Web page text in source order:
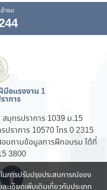
าชม
อแรงงาน 1
าการ
มุทรปราการ 1039 ม.15
ปราการ 10570 โทร 0 2315
บถามข้อมูลการฝึกอบรม ได้ที่
3800
นการปรับปรุงประสบการณ์ของ
ะเอียดเพิ่มเติมเกี่ยวกับประเภท